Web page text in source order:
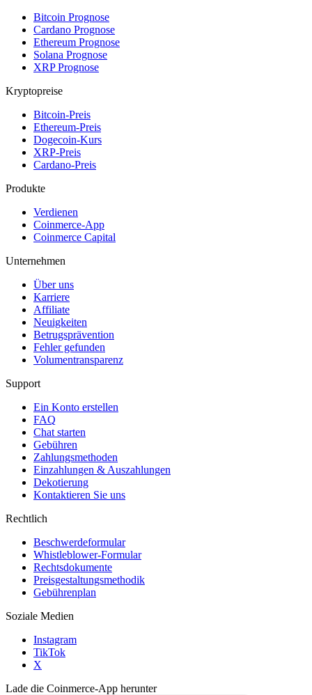
Bitcoin Prognose
Cardano Prognose
Ethereum Prognose
Solana Prognose
XRP Prognose
Kryptopreise
Bitcoin-Preis
Ethereum-Preis
Dogecoin-Kurs
XRP-Preis
Cardano-Preis
Produkte
Verdienen
Coinmerce-App
Coinmerce Capital
Unternehmen
Über uns
Karriere
Affiliate
Neuigkeiten
Betrugsprävention
Fehler gefunden
Volumentransparenz
Support
Ein Konto erstellen
FAQ
Chat starten
Gebühren
Zahlungsmethoden
Einzahlungen & Auszahlungen
Dekotierung
Kontaktieren Sie uns
Rechtlich
Beschwerdeformular
Whistleblower-Formular
Rechtsdokumente
Preisgestaltungsmethodik
Gebührenplan
Soziale Medien
Instagram
TikTok
X
Lade die Coinmerce-App herunter